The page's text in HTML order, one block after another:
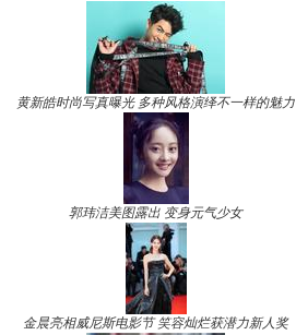
黄新皓时尚写真曝光 多种风格演绎不一样的魅力
郭玮洁美图露出 变身元气少女
金晨亮相威尼斯电影节 笑容灿烂获潜力新人奖